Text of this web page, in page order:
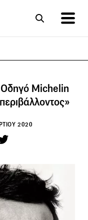
Οδηγό Michelin
2020